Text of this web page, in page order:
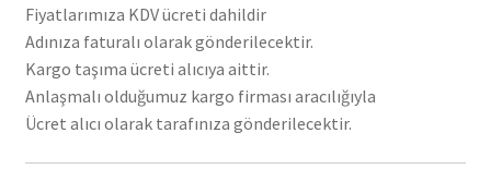
Fiyatlarımıza KDV ücreti dahildir
Adınıza faturalı olarak gönderilecektir.
Kargo taşıma ücreti alıcıya aittir.
Anlaşmalı olduğumuz kargo firması aracılığıyla
Ücret alıcı olarak tarafınıza gönderilecektir.